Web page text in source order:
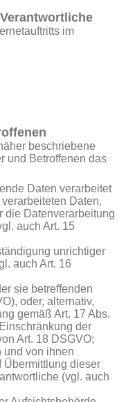
im
beschriebene
und Betroffenen das
Daten verarbeitet
Daten,
die Datenverarbeitung
auch Art. 15
unrichtiger
auch Art. 16
sie betreffenden
oder, alternativ,
gemäß Art. 17 Abs.
der
Art. 18 DSGVO;
und von ihnen
Übermittlung dieser
(vgl. auch